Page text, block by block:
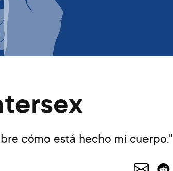
cómo está hecho mi cuerpo."